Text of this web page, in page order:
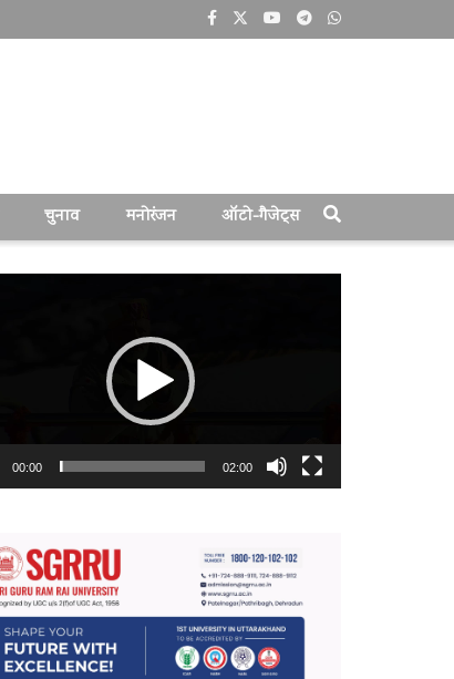
चुनाव मनोरंजन ऑटो-गैजेट्स
00:00 02:00